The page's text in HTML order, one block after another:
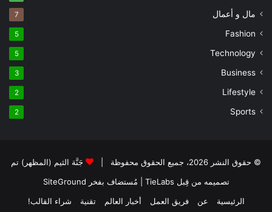
مال و أعمال 7
Fashion
5
Technology
5
Business
3
Lifestyle
2
Sports
2
© حقوق النشر 2026، جميع الحقوق محفوظة |
جَنَّة الثيم (المظهر) تم
تصميمه من قِبل TieLabs
| مُستضاف بفخر SiteGround
الرئيسية
عن فريق العمل أخبار العالم تقنية شراء القالب!